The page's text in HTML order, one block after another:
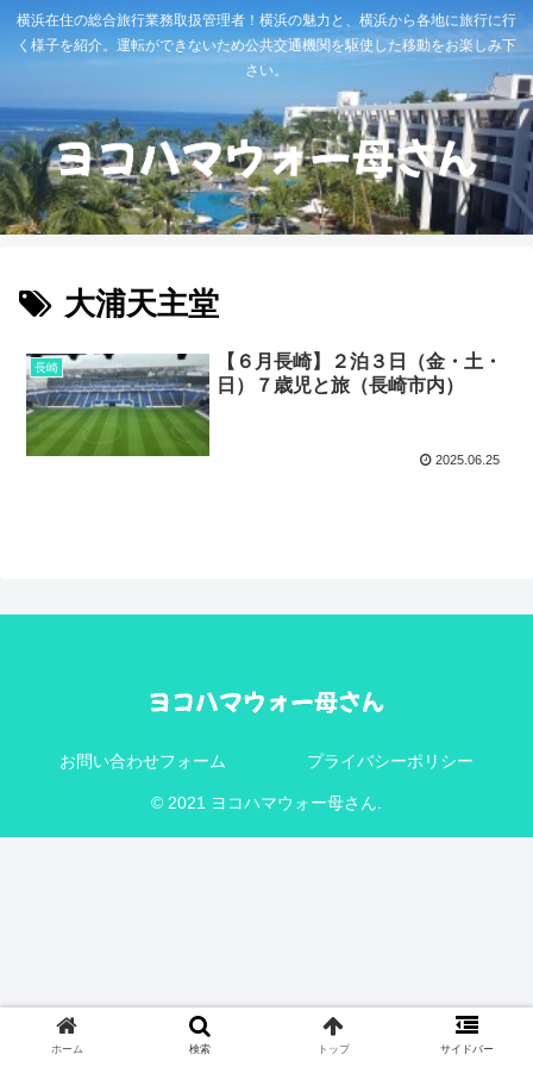
横浜在住の総合旅行業務取扱管理者！横浜の魅力と、横浜から各地に旅行に行
く様子を紹介。運転ができないため公共交通機関を駆使した移動をお楽しみ下
さい。
大浦天主堂
長崎
【６月長崎】２泊３日（金・土・
日）７歳児と旅（長崎市内）
2025.06.25
お問い合わせフォーム プライバシーポリシー
© 2021 ヨコハマウォー母さん.
ホーム 検索 トップ サイドバー